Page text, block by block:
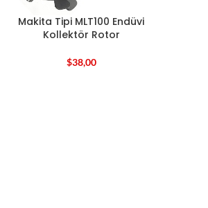
Makita Tipi MLT100 Endüvi
Kollektör Rotor
$38,00